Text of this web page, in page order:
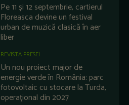
Pe 11 și 12 septembrie, cartierul
Floreasca devine un festival
urban de muzică clasică în aer
liber
REVISTA PRESEI
Un nou proiect major de
energie verde în România: parc
fotovoltaic cu stocare la Turda,
operațional din 2027